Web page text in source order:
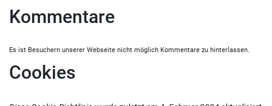
Kommentare
Es ist Besuchern unserer Webseite nicht möglich Kommentare zu hinterlassen.
Cookies